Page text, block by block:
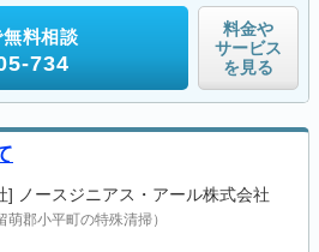
料相談
734
料金や
サービス
を見る
] ノースジニアス・アール株式会社
萌郡小平町の特殊清掃）